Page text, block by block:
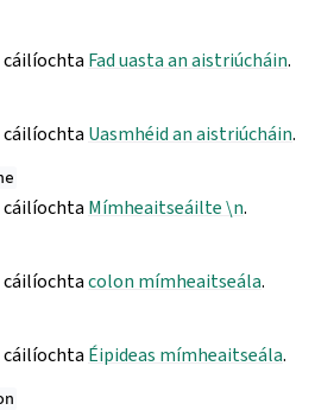
cáilíochta Fad uasta an aistriúcháin.
cáilíochta Uasmhéid an aistriúcháin.
cáilíochta Mímheaitseáilte \n.
cáilíochtacolon mímheaitseála.
cáilíochta Éipideas mímheaitseála.